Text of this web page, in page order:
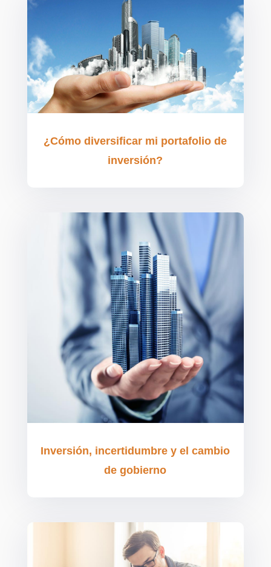
¿Cómo diversificar mi portafolio de
inversión?
Inversión, incertidumbre y el cambio
de gobierno